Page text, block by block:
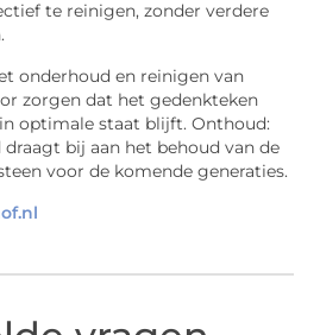
te reinigen, zonder verdere
onderhoud en reinigen van
zorgen dat het gedenkteken
optimale staat blijft. Onthoud:
bij aan het behoud van de
voor de komende generaties.